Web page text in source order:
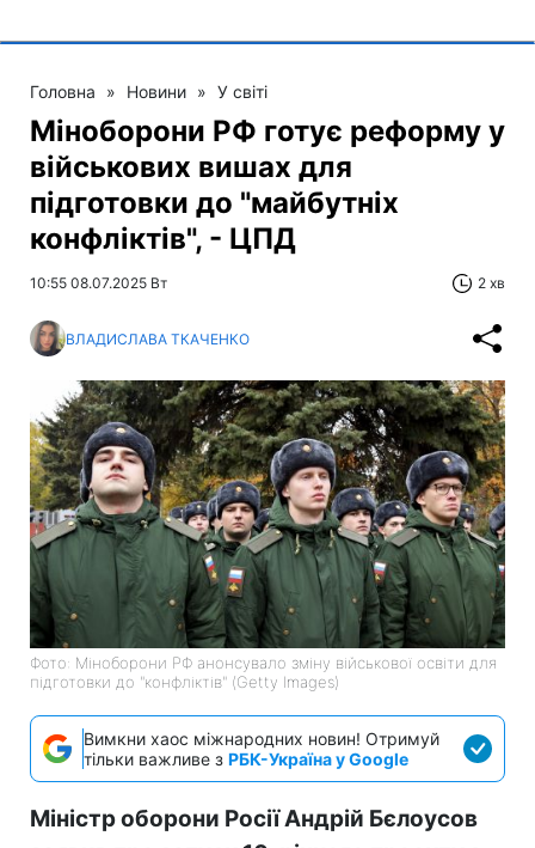
Головна » Новини » У світі
Міноборони РФ готує реформу у
військових вишах для
підготовки до "майбутніх
конфліктів", - ЦПД
10:55 08.07.2025 Вт 2 хв
ВЛАДИСЛАВА ТКАЧЕНКО
Фото: Міноборони РФ анонсувало зміну військової освіти для
підготовки до "конфліктів" (Getty Images)
Вимкни хаос міжнародних новин! Отримуй
тільки важливе з РБК-Україна у Google
Міністр оборони Росії Андрій Бєлоусов